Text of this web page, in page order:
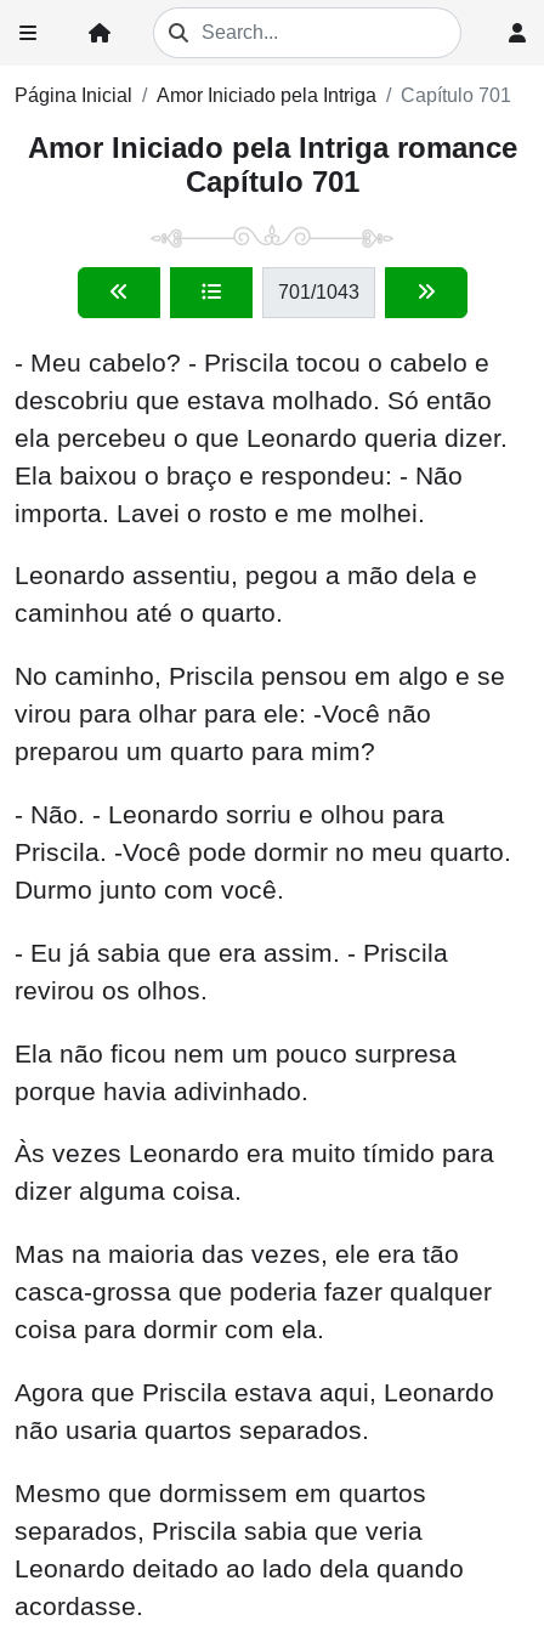
Página Inicial Amor Iniciado pela Intriga Capítulo 701
Amor Iniciado pela Intriga romance
Capítulo 701
701/1043
- Meu cabelo? - Priscila tocou o cabelo e
descobriu que estava molhado. Só então
ela percebeu o que Leonardo queria dizer.
Ela baixou o braço e respondeu: - Não
importa. Lavei o rosto e me molhei.
Leonardo assentiu, pegou a mão dela e
caminhou até o quarto.
No caminho, Priscila pensou em algo e se
virou para olhar para ele: -Você não
preparou um quarto para mim?
- Não. - Leonardo sorriu e olhou para
Priscila. -Você pode dormir no meu quarto.
Durmo junto com você.
- Eu já sabia que era assim. - Priscila
revirou os olhos.
Ela não ficou nem um pouco surpresa
porque havia adivinhado.
Às vezes Leonardo era muito tímido para
dizer alguma coisa.
Mas na maioria das vezes, ele era tão
casca-grossa que poderia fazer qualquer
coisa para dormir com ela.
Agora que Priscila estava aqui, Leonardo
não usaria quartos separados.
Mesmo que dormissem em quartos
separados, Priscila sabia que veria
Leonardo deitado ao lado dela quando
acordasse.